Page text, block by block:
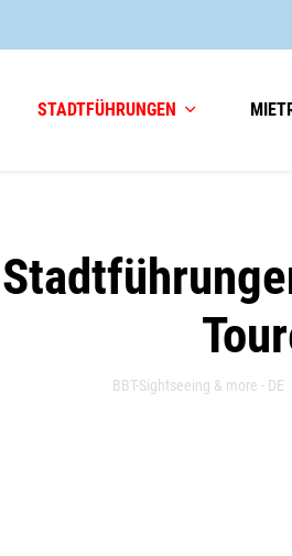
Navigation überspringen
STADTFÜHRUNGEN
BBT-Sightseeing & more - DE